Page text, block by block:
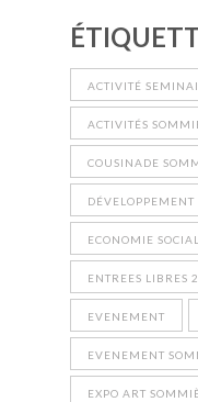
ACTIVITÉ
ACTIVITÉS
COUSINADE
ECONOMIE
ENTREES LIBRES
EVENEMENT
EVENEMENT
EXPO ART